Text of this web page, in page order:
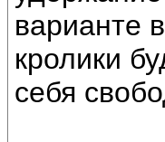
варианте
кролики
себя